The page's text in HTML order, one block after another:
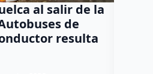
al salir de la
de
resulta